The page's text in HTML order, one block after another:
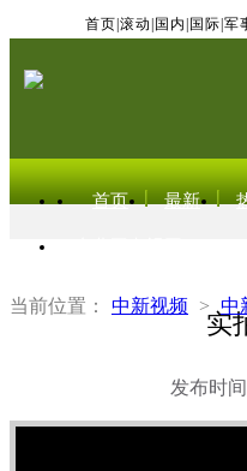
首页 滚动 国内 国际 军
首页 最新
当前位置： 中新视频 > 中
实
发布时